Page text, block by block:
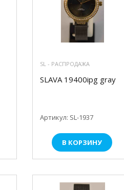
SL - РАСПРОДАЖА
SLAVA 19400ipg gray
Артикул: SL-1937
В КОРЗИНУ